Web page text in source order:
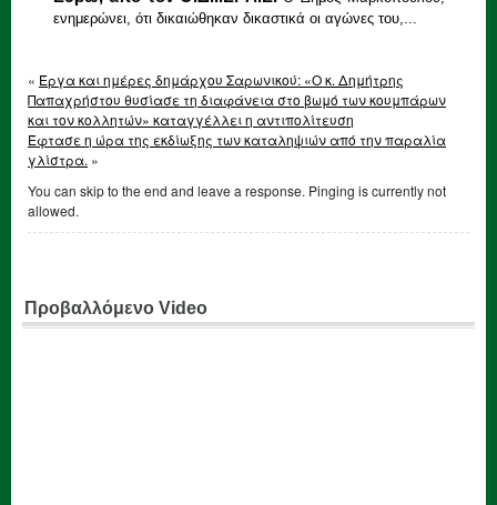
ενημερώνει, ότι δικαιώθηκαν δικαστικά οι αγώνες του,...
« Έργα και ημέρες δημάρχου Σαρωνικού: «Ο κ. Δημήτρης
Παπαχρήστου θυσίασε τη διαφάνεια στο βωμό των κουμπάρων
και τον κολλητών» καταγγέλλει η αντιπολίτευση
Έφτασε η ώρα της εκδίωξης των καταληψιών από την παραλία
γλίστρα. »
You can skip to the end and leave a response. Pinging is currently not
allowed.
Προβαλλόμενο Video